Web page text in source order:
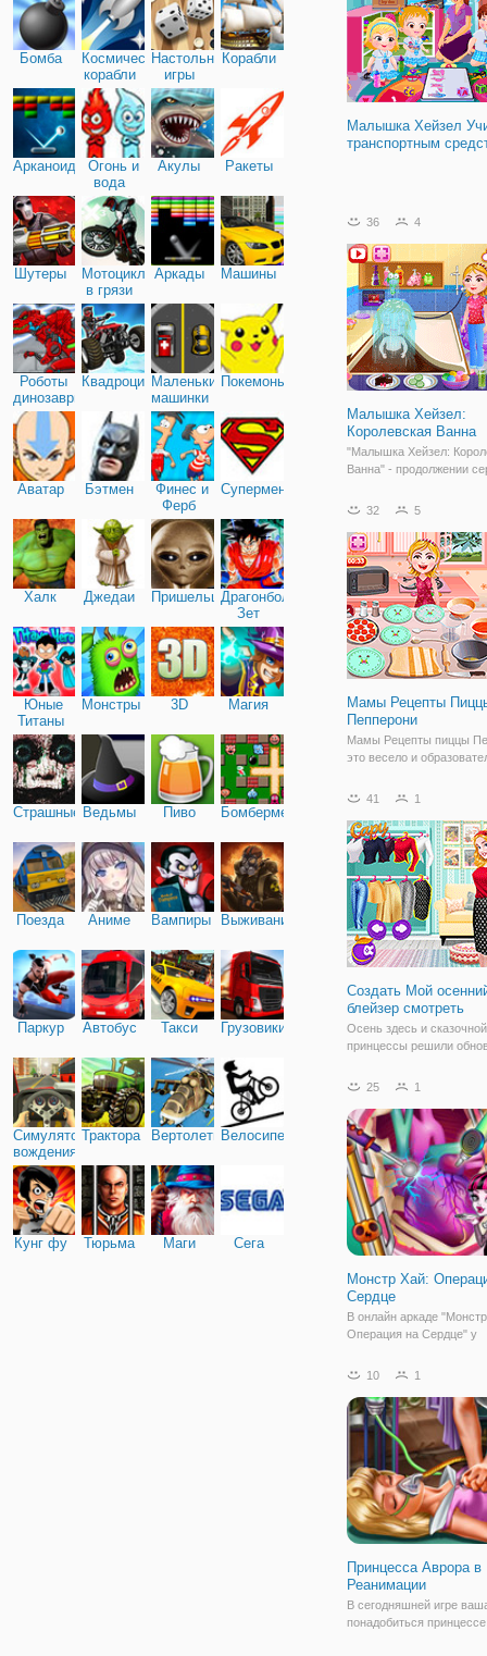
Бомба
Космические
корабли
Настольные
игры
Корабли
Арканоид
Огонь и
вода
Акулы Ракеты
Шутеры
Мотоциклы
в грязи
Аркады Машины
Роботы
динозавры
КвадроциклыМаленькие
машинки
Покемоны
Аватар Бэтмен
Финес и
Ферб
Супермен
Халк Джедаи ПришельцыДрагонболл
Зет
Юные
Титаны
Монстры 3D Магия
Страшные Ведьмы Пиво Бомбермен
Поезда Аниме Вампиры Выживание
Паркур Автобус Такси Грузовики
Симулятор
вождения
Трактора ВертолетыВелосипед
Кунг фу Тюрьма Маги Сега
Малышка Хейзел
транспортным
36 4
Малышка Хейзел:
Королевская Ванна
"Малышка Хейзел:
Ванна" - продолжении
Хейзел грустно и
Хейзел - Мэттом.
не знает, чем себя
32 5
Мамы Рецепты
Пепперони
Мамы Рецепты пиццы
это весело и
пиццу Пепперони!
разогрейте духовку до
добавьте воду, соль и
мерный
41 1
Создать Мой
блейзер смотреть
Осень здесь и сказочной
принцессы решили
блейзеры и все
повседневная и пиджаки.
Белоснежка, Русалочка,
Принцесса Синди и
25 1
Монстр Хай:
Сердце
В онлайн аркаде
Операция на Сердце" у
проблемы с сердцем. А
срочно требуется
нового органа, и вы ей в
поможете. Игра
10 1
Принцесса Аврора в
Реанимации
В сегодняшней игре
понадобиться